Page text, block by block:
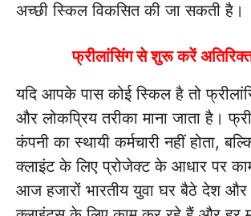
अच्छी स्किल विकसित की जा सकती है।
फ्रीलांसिंग से शुरू करें
यदि आपके पास कोई स्किल है तो
और लोकप्रिय तरीका माना जाता है।
कंपनी का स्थायी कर्मचारी नहीं होता,
क्लाइंट के लिए प्रोजेक्ट के आधार पर
आज हजारों भारतीय युवा घर बैठे देश